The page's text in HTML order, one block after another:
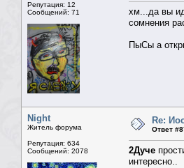
Репутация: 12
Сообщений: 71
хм...да вы
сомнения
ПыСы а
Night
Житель форума
Репутация: 634
Сообщений: 2078
Re:
Ответ
2Дуче
интересно..